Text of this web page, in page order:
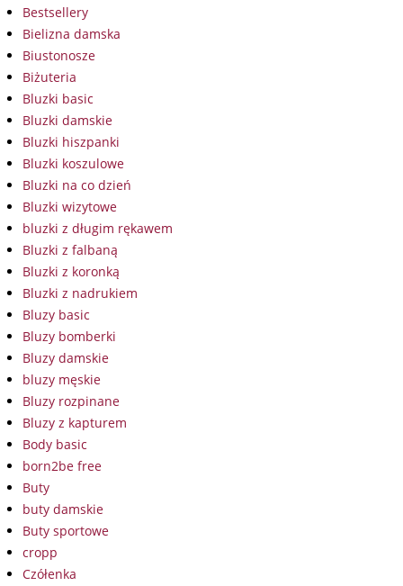
Bestsellery
Bielizna damska
Biustonosze
Biżuteria
Bluzki basic
Bluzki damskie
Bluzki hiszpanki
Bluzki koszulowe
Bluzki na co dzień
Bluzki wizytowe
bluzki z długim rękawem
Bluzki z falbaną
Bluzki z koronką
Bluzki z nadrukiem
Bluzy basic
Bluzy bomberki
Bluzy damskie
bluzy męskie
Bluzy rozpinane
Bluzy z kapturem
Body basic
born2be free
Buty
buty damskie
Buty sportowe
cropp
Czółenka